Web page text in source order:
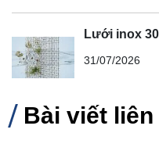
Lưới inox
31/07/2026
Bài viết liên